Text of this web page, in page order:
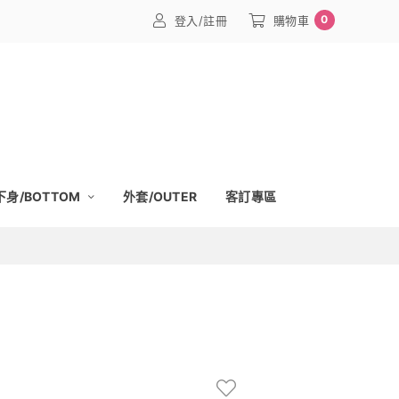
登入/註冊 購物車 0
身/BOTTOM 外套/OUTER 客訂專區